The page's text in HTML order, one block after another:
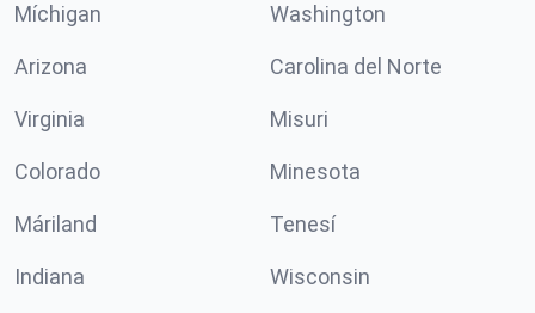
Míchigan Washington
Arizona Carolina del Norte
Virginia Misuri
Colorado Minesota
Máriland Tenesí
Indiana Wisconsin